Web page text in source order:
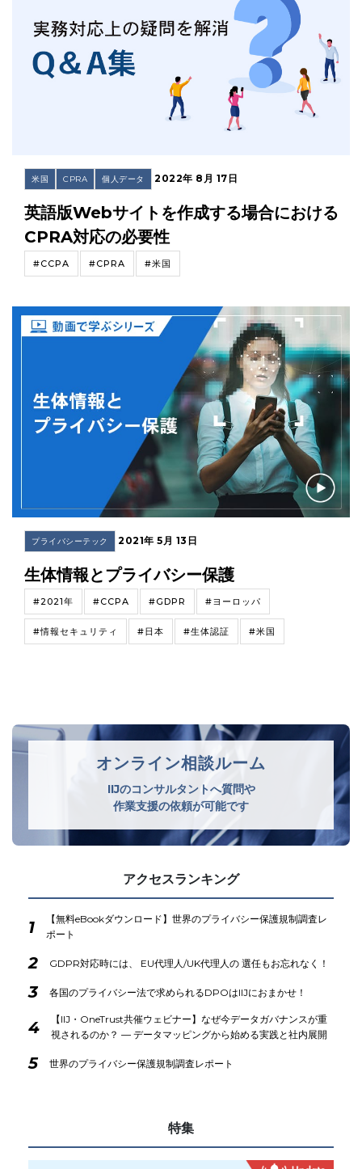
米国 CPRA 個人データ 2022年 8月 17日
英語版Webサイトを作成する場合における
CPRA対応の必要性
#CCPA #CPRA #米国
プライバシーテック 2021年 5月 13日
生体情報とプライバシー保護
#2021年 #CCPA #GDPR #ヨーロッパ
#情報セキュリティ #日本 #生体認証 #米国
オンライン相談ルーム
IIJのコンサルタントへ質問や
作業支援の依頼が可能です
アクセスランキング
1
【無料eBookダウンロード】世界のプライバシー保護規制調査レ
ポート
2 GDPR対応時には、 EU代理人/UK代理人の 選任もお忘れなく！
3 各国のプライバシー法で求められるDPOはIIJにおまかせ！
4
【IIJ・OneTrust共催ウェビナー】なぜ今データガバナンスが重
視されるのか？ ― データマッピングから始める実践と社内展開
5 世界のプライバシー保護規制調査レポート
特集